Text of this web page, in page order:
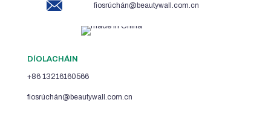
fiosrúchán@beautywall.com.cn
DÍOLACHÁIN
+86 13216160566
fiosrúchán@beautywall.com.cn